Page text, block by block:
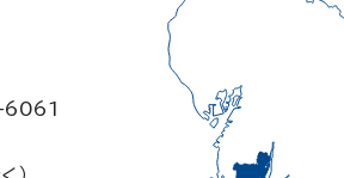
6061